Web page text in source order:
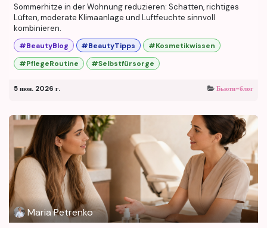
Sommerhitze in der Wohnung reduzieren: Schatten, richtiges
Lüften, moderate Klimaanlage und Luftfeuchte sinnvoll
kombinieren.
#BeautyBlog #BeautyTipps
#Kosmetikwissen
#PflegeRoutine
#Selbstfürsorge
5 июн. 2026 г. Бьюти-блог
Maria Petrenko